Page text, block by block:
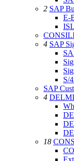
2 SAP
E-
4 SAP
S/
SAP
4
18